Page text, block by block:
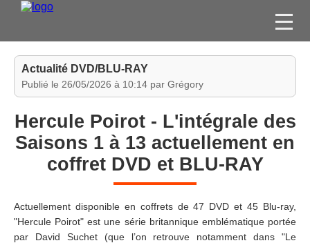
FILMS
JEUX VIDÉO
CONCOURS
ESPACE
MEMBRE
Actualité DVD/BLU-RAY
Publié le 26/05/2026 à 10:14 par Grégory
Hercule Poirot - L'intégrale des
Saisons 1 à 13 actuellement en
coffret DVD et BLU-RAY
Actuellement disponible en coffrets de 47 DVD et 45 Blu-ray,
"Hercule Poirot" est une série britannique emblématique portée
par David Suchet (que l’on retrouve notamment dans "Le